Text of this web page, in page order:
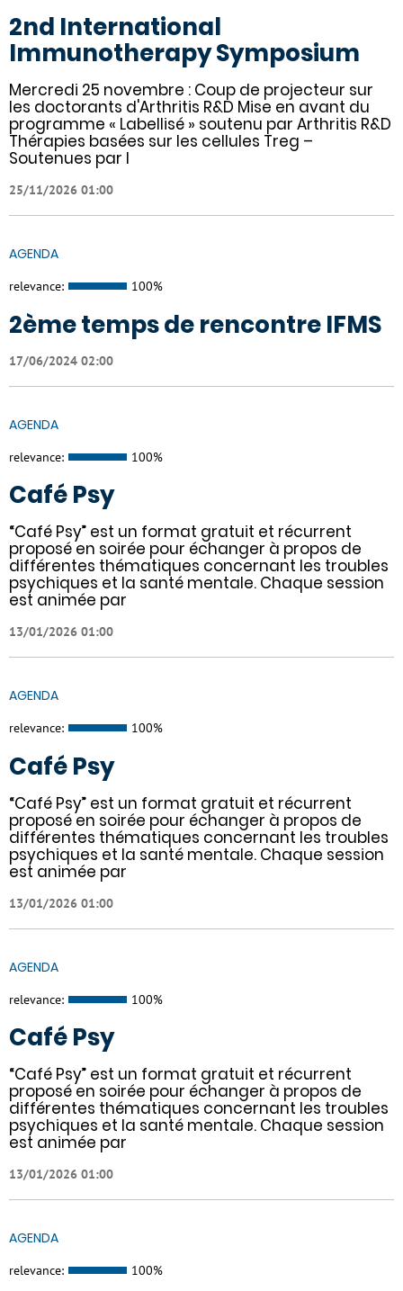
2nd International
Immunotherapy Symposium
Mercredi 25 novembre : Coup de projecteur sur
les doctorants d'Arthritis R&D Mise en avant du
programme « Labellisé » soutenu par Arthritis R&D
Thérapies basées sur les cellules Treg –
Soutenues par l
25/11/2026 01:00
AGENDA
relevance: 100%
2ème temps de rencontre IFMS
17/06/2024 02:00
AGENDA
relevance: 100%
Café Psy
“Café Psy” est un format gratuit et récurrent
proposé en soirée pour échanger à propos de
différentes thématiques concernant les troubles
psychiques et la santé mentale. Chaque session
est animée par
13/01/2026 01:00
AGENDA
relevance: 100%
Café Psy
“Café Psy” est un format gratuit et récurrent
proposé en soirée pour échanger à propos de
différentes thématiques concernant les troubles
psychiques et la santé mentale. Chaque session
est animée par
13/01/2026 01:00
AGENDA
relevance: 100%
Café Psy
“Café Psy” est un format gratuit et récurrent
proposé en soirée pour échanger à propos de
différentes thématiques concernant les troubles
psychiques et la santé mentale. Chaque session
est animée par
13/01/2026 01:00
AGENDA
relevance: 100%